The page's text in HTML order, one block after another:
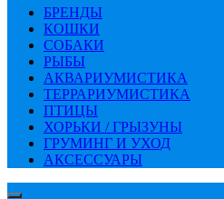
БРЕНДЫ
КОШКИ
СОБАКИ
РЫБЫ
АКВАРИУМИСТИКА
ТЕРРАРИУМИСТИКА
ПТИЦЫ
ХОРЬКИ / ГРЫЗУНЫ
ГРУМИНГ И УХОД
АКСЕССУАРЫ